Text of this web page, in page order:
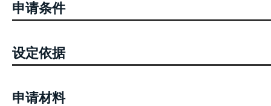
申请条件
设定依据
申请材料